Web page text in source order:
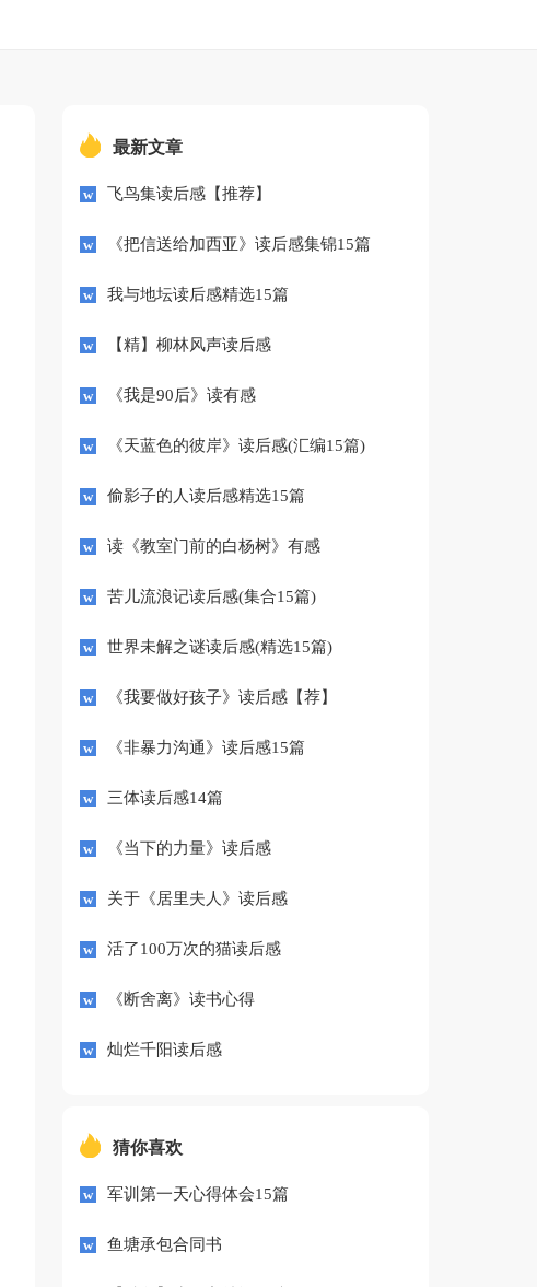
最新文章
飞鸟集读后感【推荐】
《把信送给加西亚》读后感集锦15篇
我与地坛读后感精选15篇
【精】柳林风声读后感
《我是90后》读有感
《天蓝色的彼岸》读后感(汇编15篇)
偷影子的人读后感精选15篇
读《教室门前的白杨树》有感
苦儿流浪记读后感(集合15篇)
世界未解之谜读后感(精选15篇)
《我要做好孩子》读后感【荐】
《非暴力沟通》读后感15篇
三体读后感14篇
《当下的力量》读后感
关于《居里夫人》读后感
活了100万次的猫读后感
《断舍离》读书心得
灿烂千阳读后感
猜你喜欢
军训第一天心得体会15篇
鱼塘承包合同书